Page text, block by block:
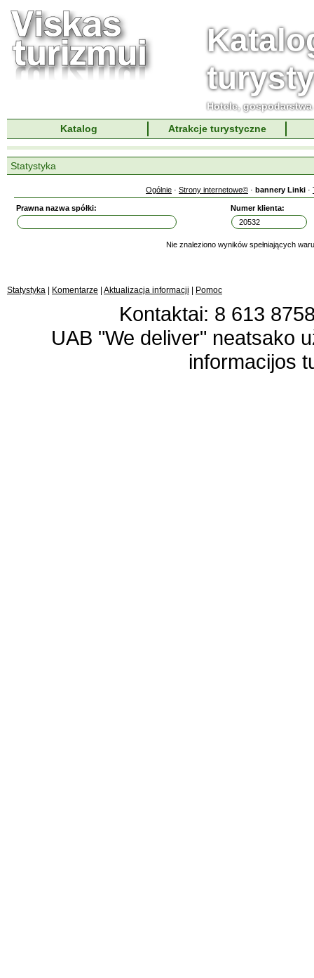
Hotele,
Katalog
Atrakcje turystyczne
Statystyka
Ogólnie · Strony internetowe© · bannery Linki ·
Prawna nazwa spółki: Numer klienta:
Nie znaleziono wyników spełniających
Statystyka Komentarze Aktualizacja informacji Pomoc
Kontaktai: 8 613
UAB "We deliver" neatsako
informacijos